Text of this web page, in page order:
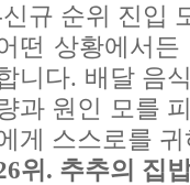
규 순위 진입
떤 상황에서
니다. 배달 음
과 원인 모를
게 스스로를
위. 추추의 집